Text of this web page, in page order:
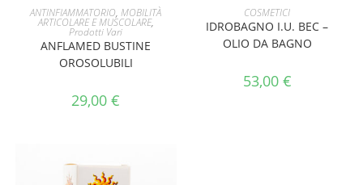
AGGIUNGI AL CARRELLO
ANTINFIAMMATORIO,MOBILITÀ
ARTICOLARE E MUSCOLARE,
Prodotti Vari
ANFLAMED BUSTINE
OROSOLUBILI
29,00€
AGGIUNGI AL CARRELLO
COSMETICI
IDROBAGNO I.U. BEC –
OLIO DA BAGNO
53,00 €